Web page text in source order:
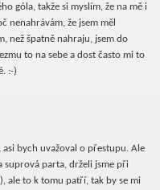
góla, takže si myslím, že na mě i
nenahrávám, že jsem měl
než špatně nahraju, jsem do
to na sebe a dost často mi to
:-)
bych uvažoval o přestupu. Ale
suprová parta, drželi jsme při
ale to k tomu patří, tak by se mi